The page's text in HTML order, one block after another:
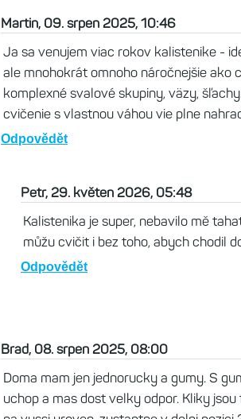
Martin, 09. srpen 2025, 10:46
Ja sa venujem viac rokov kalistenike -
ale mnohokrát omnoho náročnejšie ako
komplexné svalové skupiny, väzy,
cvičenie s vlastnou váhou vie plne
Odpovědět
Petr, 29. květen 2026, 05:48
Kalistenika je super, nebavilo mě
můžu cvičit i bez toho, abych chodil
Odpovědět
Brad, 08. srpen 2025, 08:00
Doma mam jen jednorucky a gumy. S
uchop a mas dost velky odpor. Kliky